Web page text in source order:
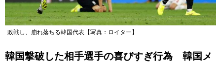
敗戦し、崩れ落ちる韓国代表【写真：ロイター】
韓国撃破した相手選手の喜びすぎ行為 韓国メ